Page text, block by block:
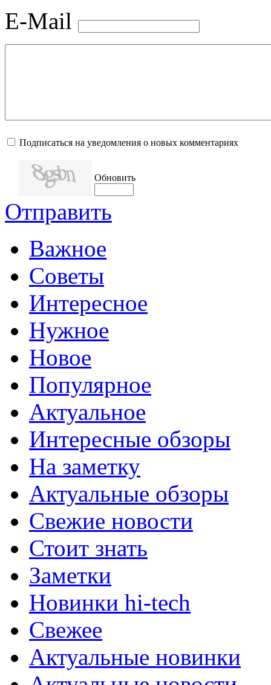
E-Mail
Подписаться на уведомления о новых комментариях
Обновить
Отправить
Важное
Советы
Интересное
Нужное
Новое
Популярное
Актуальное
Интересные обзоры
На заметку
Актуальные обзоры
Свежие новости
Стоит знать
Заметки
Новинки hi-tech
Свежее
Актуальные новинки